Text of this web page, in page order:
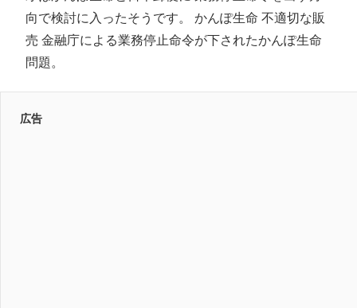
向で検討に入ったそうです。 かんぽ生命 不適切な販
売 金融庁による業務停止命令が下されたかんぽ生命
問題。
広告